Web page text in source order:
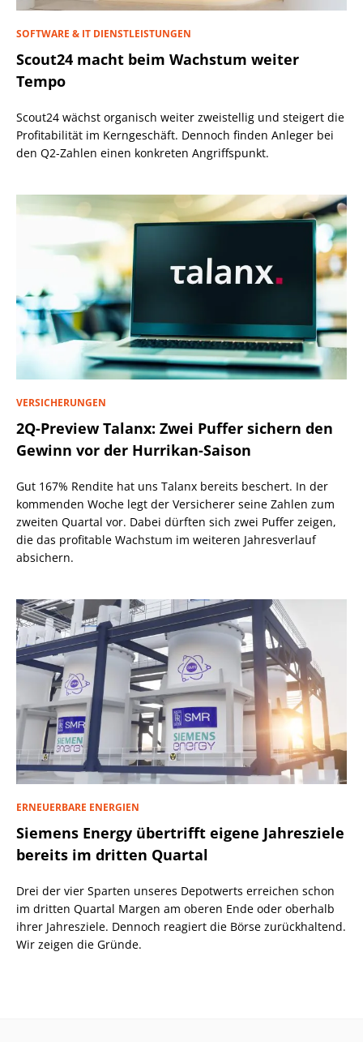
SOFTWARE & IT DIENSTLEISTUNGEN
Scout24 macht beim Wachstum weiter
Tempo
Scout24 wächst organisch weiter zweistellig und steigert die
Profitabilität im Kerngeschäft. Dennoch finden Anleger bei
den Q2-Zahlen einen konkreten Angriffspunkt.
VERSICHERUNGEN
2Q-Preview Talanx: Zwei Puffer sichern den
Gewinn vor der Hurrikan-Saison
Gut 167% Rendite hat uns Talanx bereits beschert. In der
kommenden Woche legt der Versicherer seine Zahlen zum
zweiten Quartal vor. Dabei dürften sich zwei Puffer zeigen,
die das profitable Wachstum im weiteren Jahresverlauf
absichern.
ERNEUERBARE ENERGIEN
Siemens Energy übertrifft eigene Jahresziele
bereits im dritten Quartal
Drei der vier Sparten unseres Depotwerts erreichen schon
im dritten Quartal Margen am oberen Ende oder oberhalb
ihrer Jahresziele. Dennoch reagiert die Börse zurückhaltend.
Wir zeigen die Gründe.